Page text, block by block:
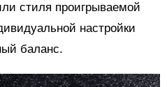
стиля проигрываемой
настройки
баланс.